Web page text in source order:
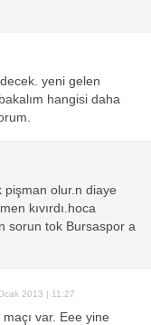
yeni gelen
hangisi daha
olur.n diaye
kıvırdı.hoca
sorun tok Bursaspor a
2013 | 11:27
var. Eee yine